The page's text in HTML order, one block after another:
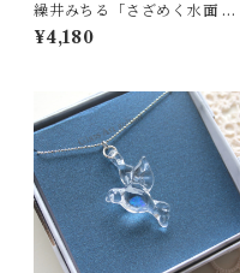
繰井みちる「さざめく水面 AQ
UA 」-クリア-
¥4,180